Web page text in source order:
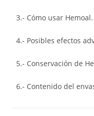
3.- Cómo usar Hemoal.
4.- Posibles efectos
5.- Conservación de
6.- Contenido del